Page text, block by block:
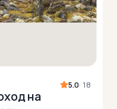
5.0· 18
на